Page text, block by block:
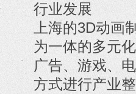
行业发展
上海的3D动画
为一体的多元
广告、游戏、
方式进行产业